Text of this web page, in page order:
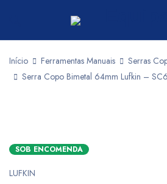
Início Ferramentas Manuais Serras
Serra Copo Bimetal 64mm Lufkin –
SOB ENCOMENDA
LUFKIN